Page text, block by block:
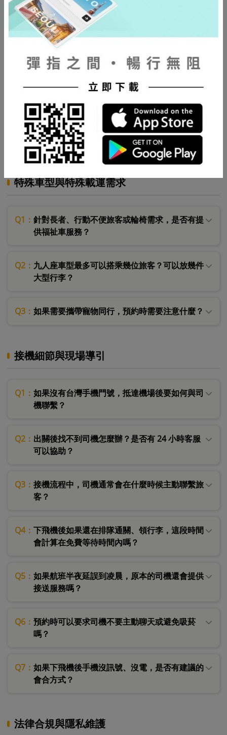
Q2：如果司機遲到、臨時無法出車或未依約提供服
務，會如何處理？
你們如何審核駕駛資格？是否會確認良民證與職
Q4：如果是幫家人預約接送，可以即時查看行程狀態
嗎？
特殊車型與特殊載運需求
Q1： 針對長者、行動不便旅客或輪椅需求，是否有提
供福祉車服務？
Q2： 九人座車型最多可以搭乘幾位旅客？可以放幾件
大型行李？
Q3： 如果需要攜帶寵物同行，預約時需要注意什麼？
接機細節與現場導引
Q1： 如果沒有台灣手機門號，抵達機場後要如何與司
機聯繫？
Q2： 出關後找不到司機怎麼辦？是否有 24 小時客服
可以協助？
Q3： 接機流程中，司機通常會在什麼時候主動聯繫旅
客？
Q4： 下飛機後如果還在排隊通關、領行李，這段時間
會計算在免費等待時間內嗎？
Q5： 如果航班半夜延誤到凌晨，原本的司機還會提供
接送服務嗎？
Q6： 預約時可以要求司機不要主動聊天或避免吸菸
嗎？
Q7： 如果下飛機後手機沒訊號、沒電，是否有建議的
會合方式？
法律合規與隱私維護